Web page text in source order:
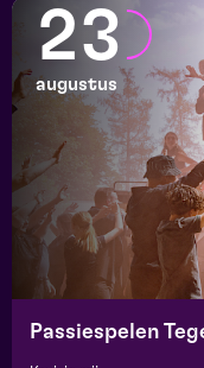
23
augustus
Passiespelen